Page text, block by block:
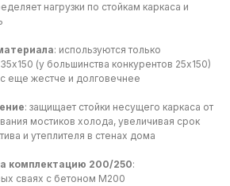
нагрузки по стойкам каркаса и
: используются только
(у большинства конкурентов 25х150)
еще жестче и долговечнее
: защищает стойки несущего каркаса от
мостиков холода, увеличивая срок
и утеплителя в стенах дома
комплектацию 200/250:
сваях с бетоном М200